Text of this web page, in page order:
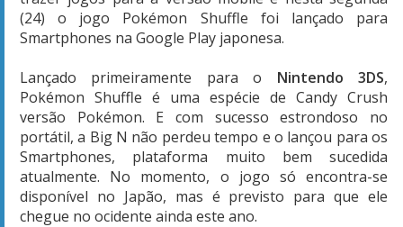
(24) o jogo Pokémon Shuffle foi lançado para
Smartphones na Google Play japonesa.
Lançado primeiramente para o Nintendo 3DS,
Pokémon Shuffle é uma espécie de Candy Crush
versão Pokémon. E com sucesso estrondoso no
portátil, a Big N não perdeu tempo e o lançou para os
Smartphones, plataforma muito bem sucedida
atualmente. No momento, o jogo só encontra-se
disponível no Japão, mas é previsto para que ele
chegue no ocidente ainda este ano.